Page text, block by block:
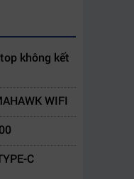
không kết
WIFI
C